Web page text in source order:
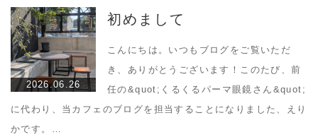
2026.06.26
初めまして
こんにちは。いつもブログをご覧いただ
き、ありがとうございます！このたび、前
任の&quot;くるくるパーマ眼鏡さん&quot;
に代わり、当カフェのブログを担当することになりました、えり
かです。…